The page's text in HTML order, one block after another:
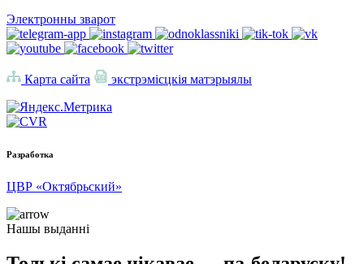
Электронны зварот
Карта сайта экстрэмісцкія матэрыялы
Разработка
ЦВР «Октябрьский»
Нашы выданні